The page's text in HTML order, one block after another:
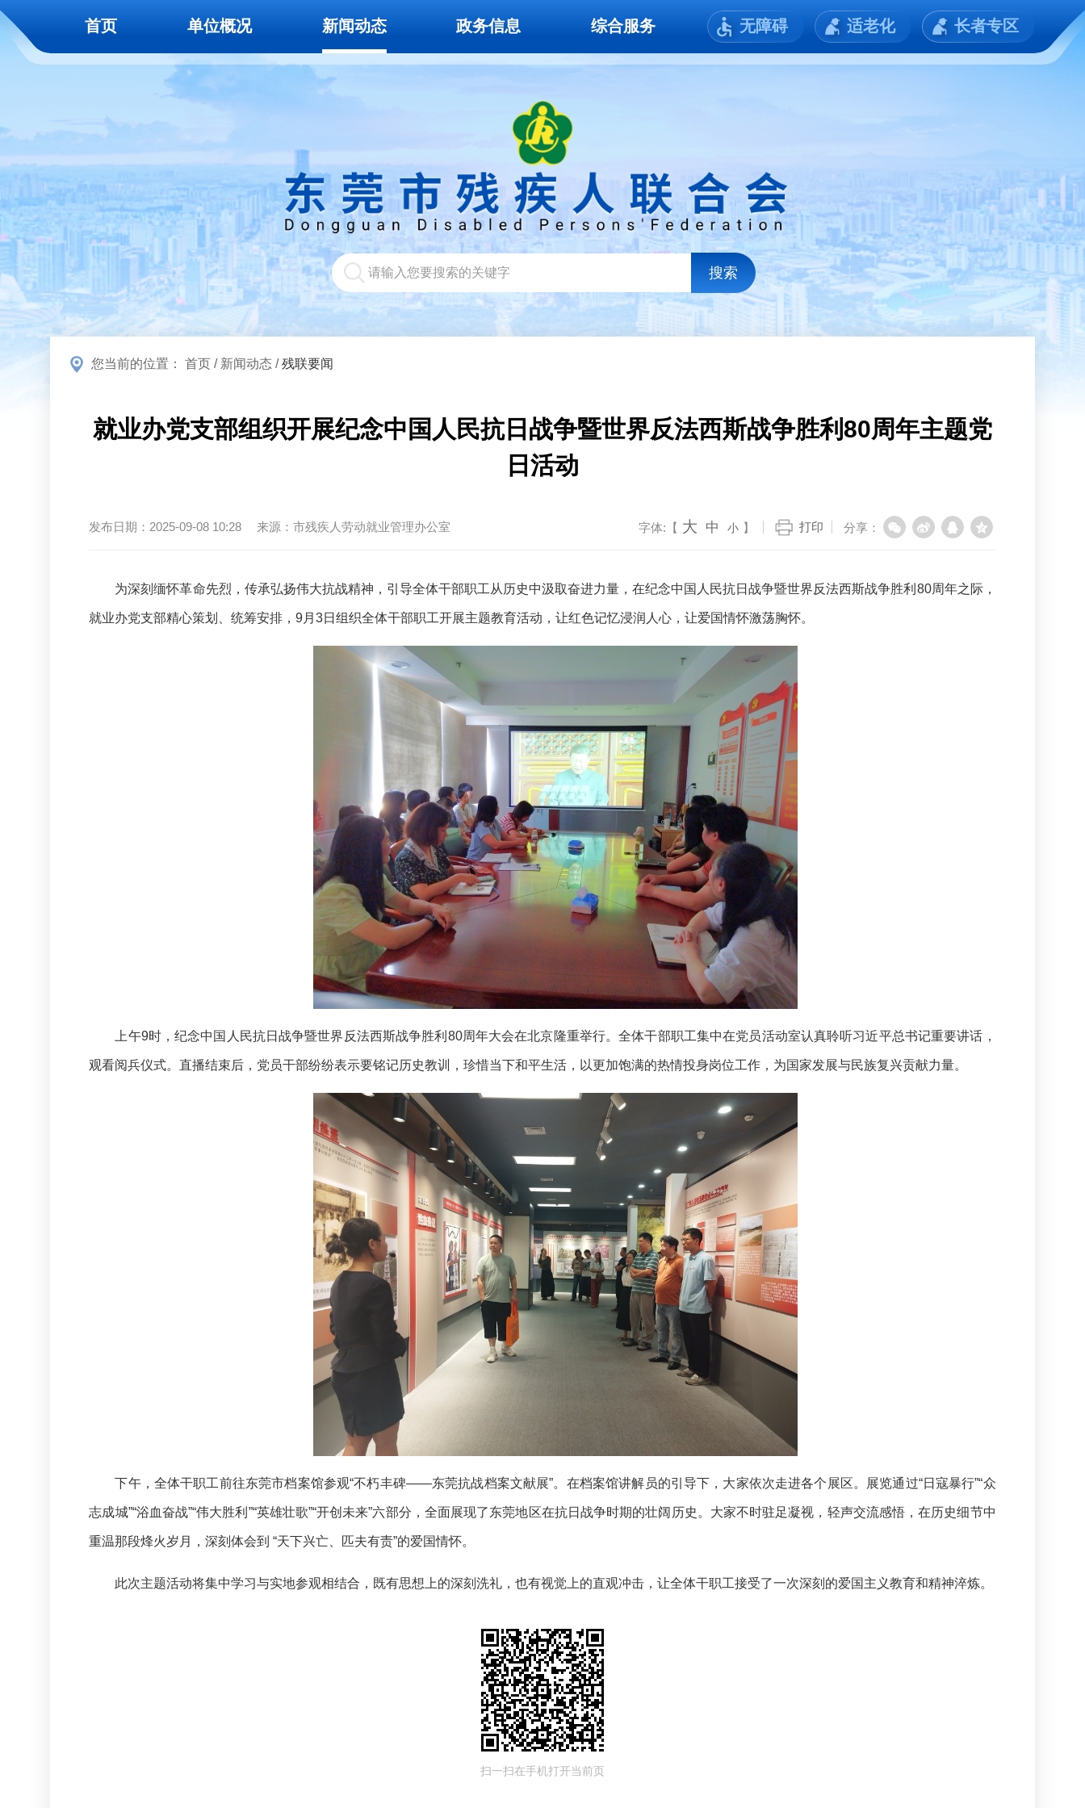
无障碍 适老化 长者专区
搜索
首页 单位概况 新闻动态 政务信息 综合服务
您当前的位置： 首页 / 新闻动态 /残联要闻
就业办党支部组织开展纪念中国人民抗日战争暨世界反法西斯战争胜利80周年主题党
日活动
发布日期： 2025-09-08 10:28 来源：市残疾人劳动就业管理办公室 字体:【 大 中 小 】 打印 分享：
为深刻缅怀革命先烈，传承弘扬伟大抗战精神，引导全体干部职工从历史中汲取奋进力量，在纪念中国人民抗日战争暨世界反法西斯战争胜利80周年之际，
就业办党支部精心策划、统筹安排，9月3日组织全体干部职工开展主题教育活动，让红色记忆浸润人心，让爱国情怀激荡胸怀。
上午9时，纪念中国人民抗日战争暨世界反法西斯战争胜利80周年大会在北京隆重举行。全体干部职工集中在党员活动室认真聆听习近平总书记重要讲话，
观看阅兵仪式。直播结束后，党员干部纷纷表示要铭记历史教训，珍惜当下和平生活，以更加饱满的热情投身岗位工作，为国家发展与民族复兴贡献力量。
下午，全体干职工前往东莞市档案馆参观“不朽丰碑——东莞抗战档案文献展”。在档案馆讲解员的引导下，大家依次走进各个展区。展览通过“日寇暴行”“众
志成城”“浴血奋战”“伟大胜利”“英雄壮歌”“开创未来”六部分，全面展现了东莞地区在抗日战争时期的壮阔历史。大家不时驻足凝视，轻声交流感悟，在历史细节中
重温那段烽火岁月，深刻体会到 “天下兴亡、匹夫有责”的爱国情怀。
此次主题活动将集中学习与实地参观相结合，既有思想上的深刻洗礼，也有视觉上的直观冲击，让全体干职工接受了一次深刻的爱国主义教育和精神淬炼。
扫一扫在手机打开当前页